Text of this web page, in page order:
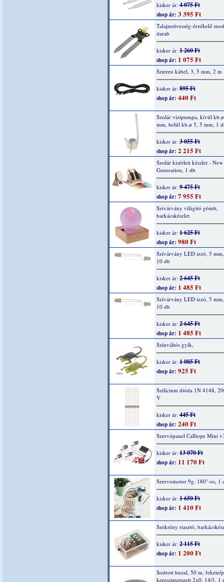
kisker ár: 4 075 Ft
shop ár: 3 395 Ft
Talajnedvesség-érzékelő
darab
kisker ár: 1 260 Ft
shop ár: 1 075 Ft
Sztereo kábel, 3, 5 mm, 2 m
kisker ár: 895 Ft
shop ár: 440 Ft
Szolár vizipumpa, kívül
mm, belül kb.ø 5, 5 mm, 1
kisker ár: 3 055 Ft
shop ár: 2 215 Ft
Szolár kisérleti készlet - New
Generation, 1 db
kisker ár: 9 475 Ft
shop ár: 7 955 Ft
Szívárvány világító gömb,
barkácskészlet
kisker ár: 1 625 Ft
shop ár: 980 Ft
Szívárvány LED izzó, 5
10 db
kisker ár: 2 645 Ft
shop ár: 1 485 Ft
Szívárvány LED izzó, 5
10 db
kisker ár: 2 645 Ft
shop ár: 1 485 Ft
Színváltós gyík,
kisker ár: 1 085 Ft
shop ár: 925 Ft
Szilícium dióda 1N 4148,
V
kisker ár: 445 Ft
shop ár: 240 Ft
Szervópanel Calliope Mini
kisker ár: 13 070 Ft
shop ár: 11 170 Ft
Szervomotor 9g, 180°-os, 1
kisker ár: 1 650 Ft
shop ár: 1 410 Ft
Szekrény riasztó,
kisker ár: 2 115 Ft
shop ár: 1 200 Ft
Sodrott huzal, 50 m, fekete/
keresztmetszett 2x0, 14/1, 1